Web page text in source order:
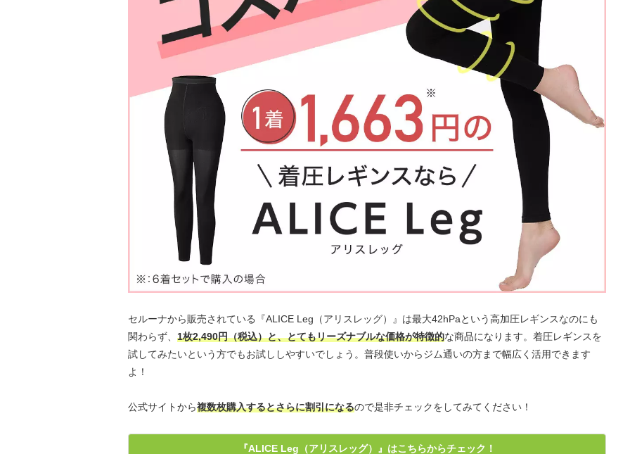
セルーナから販売されている『ALICE Leg（アリスレッグ）』は最大42hPaという高加圧レギンスなのにも
関わらず、 1枚2,490円（税込）と、とてもリーズナブルな価格が特徴的な商品になります。着圧レギンスを
試してみたいという方でもお試ししやすいでしょう。普段使いからジム通いの方まで幅広く活用できます
よ！
公式サイトから複数枚購入するとさらに割引になるので是非チェックをしてみてください！
『ALICE Leg（アリスレッグ）』はこちらからチェック！